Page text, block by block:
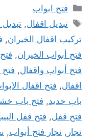
التصنيفات
فتح ابواب
الوسوم
تبديل اقفال,
تركيب اقفال الخيران,
فتح أبواب الخيران,
فتح أبواب واقفال, فتح
اقفال, فتح اقفال
باب حديد, فتح باب
فتح قفل, فتح قفل
نجار , نجار فتح أبواب,